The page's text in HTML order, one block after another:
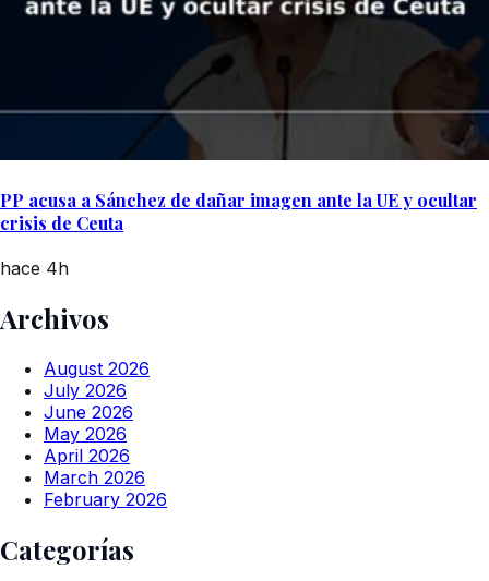
PP acusa a Sánchez de dañar imagen ante la UE y ocultar
crisis de Ceuta
hace 4h
Archivos
August 2026
July 2026
June 2026
May 2026
April 2026
March 2026
February 2026
Categorías